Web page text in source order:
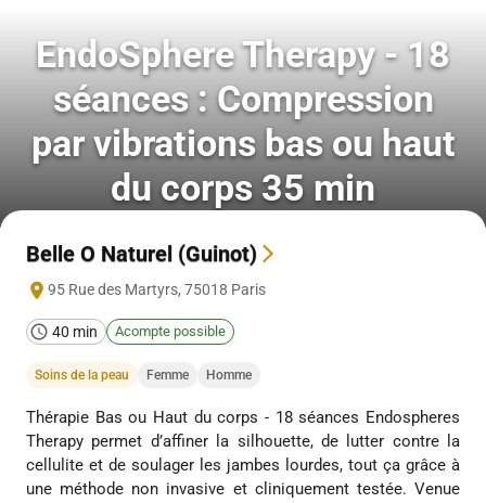
EndoSphere Therapy - 18
séances : Compression
par vibrations bas ou haut
du corps 35 min
Belle O Naturel (Guinot)
95 Rue des Martyrs, 75018 Paris
40 min Acompte possible
Soins de la peau Femme Homme
Thérapie Bas ou Haut du corps - 18 séances Endospheres
Therapy permet d’affiner la silhouette, de lutter contre la
cellulite et de soulager les jambes lourdes, tout ça grâce à
une méthode non invasive et cliniquement testée. Venue